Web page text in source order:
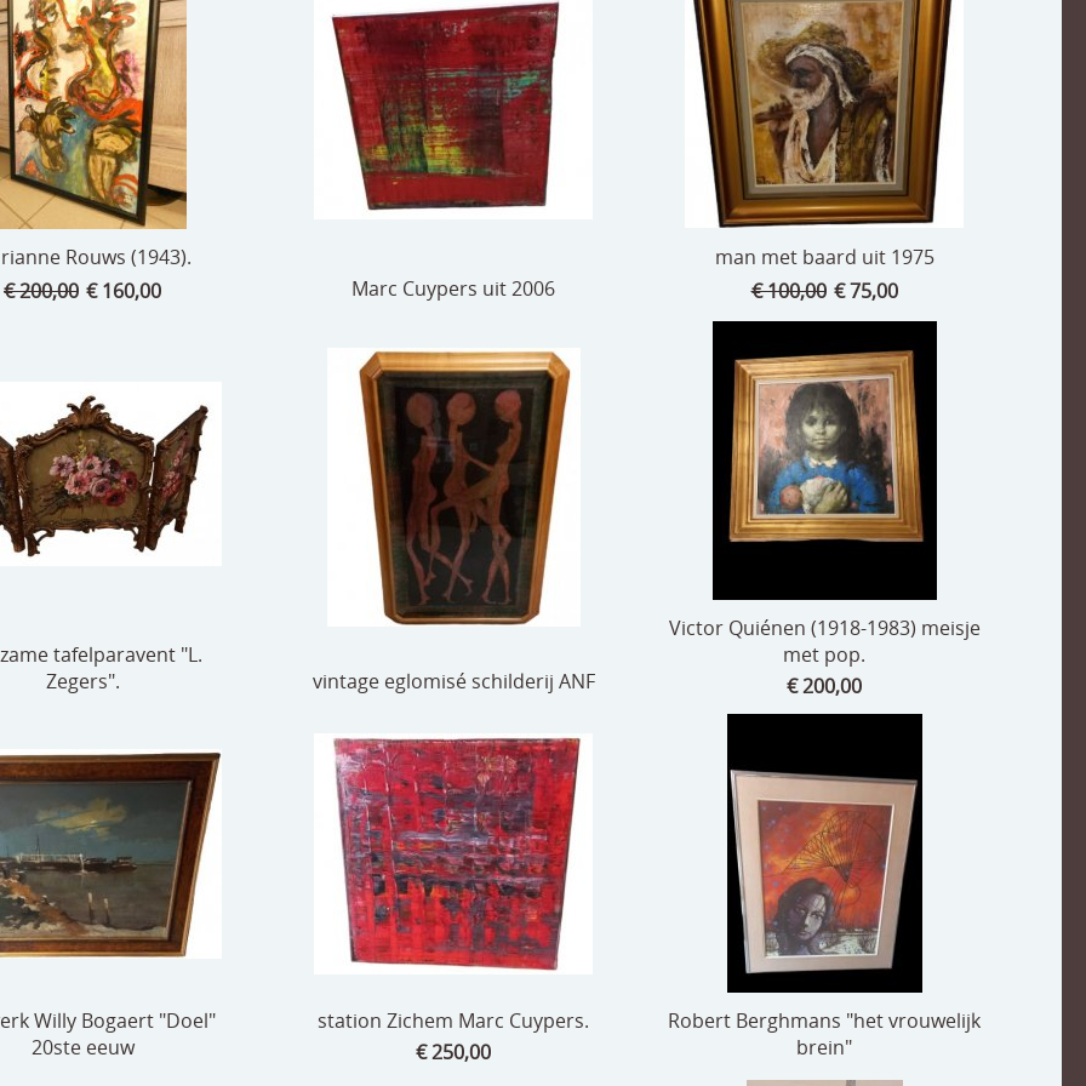
Rouws (1943).
€ 200,00 € 160,00 Marc Cuypers uit 2006
man met baard uit 1975
€ 100,00 € 75,00
tafelparavent "L.
Zegers".
vintage eglomisé schilderij ANF
Victor Quiénen (1918-1983) meisje
met pop.
€ 200,00
Willy Bogaert "Doel"
20ste eeuw
station Zichem Marc Cuypers.
€ 250,00
Robert Berghmans "het vrouwelijk
brein"